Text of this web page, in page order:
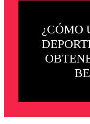
¿CÓMO